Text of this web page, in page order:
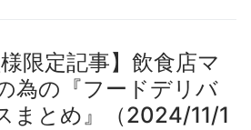
限定記事】飲食店マ
為の『フードデリバ
まとめ』（2024/11/1